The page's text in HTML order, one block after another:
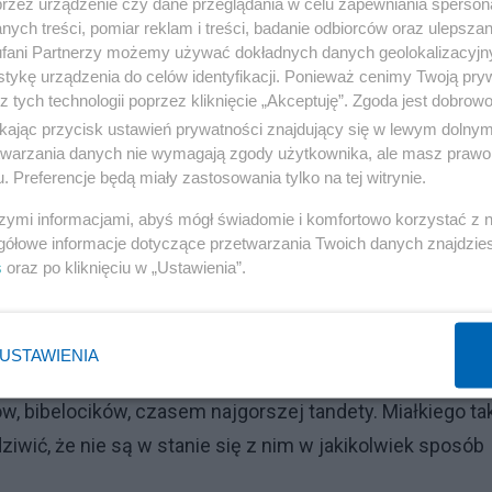
nie przeżyli z nim ani jednego dnia. I że w
To trwa od jakiegoś czasu. Ostatnio toczy się w
pedofili. Sądzę, że debata i ostre nawet kłótnie
o tuszowanie pedofilii najbardziej szkodzą
obraz wykreowany w mediach. Obraz dobrotliwego
pomoże. Dziadka od kremówek, góralskich
bibelocików, czasem najgorszej tandety. Miałkiego
że nie są w stanie się z nim w jakikolwiek sposób
treści, pomiar reklam i treści, badanie odbiorców oraz
Partnerzy możemy używać dokładnych danych
urządzenia do celów identyfikacji. Ponieważ cenimy Twoją
tych technologii poprzez kliknięcie „Akceptuję”. Zgoda jest
przycisk ustawień prywatności znajdujący się w lewym
danych nie wymagają zgody użytkownika, ale masz
Preferencje będą miały zastosowania tylko na tej witrynie.
informacjami, abyś mógł świadomie i komfortowo korzystać z
informacje dotyczące przetwarzania Twoich danych
oraz po kliknięciu w „Ustawienia”.
USTAWIENIA